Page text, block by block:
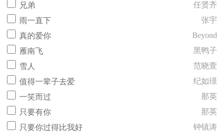
兄弟
任贤齐
雨一直下
张宇
真的爱你
Beyond
雁南飞
黑鸭子
雪人
范晓萱
值得一辈子去爱
纪如璟
一笑而过
那英
只要有你
那英
只要你过得比我好
钟镇涛